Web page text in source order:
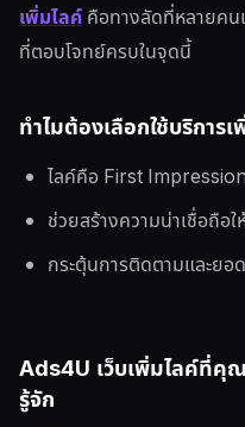
เพิ่มไลค์ คือทางลัดที่หลายคน
ที่ตอบโจทย์ครบในจุดนี้
ทำไมต้องเลือกใช้บริการ
ไลค์คือ First
ช่วยสร้างความน่าเชื่อถือ
กระตุ้นการติดตามและยอ
Ads4U เว็บเพิ่มไลค์ที่คุ
รู้จัก